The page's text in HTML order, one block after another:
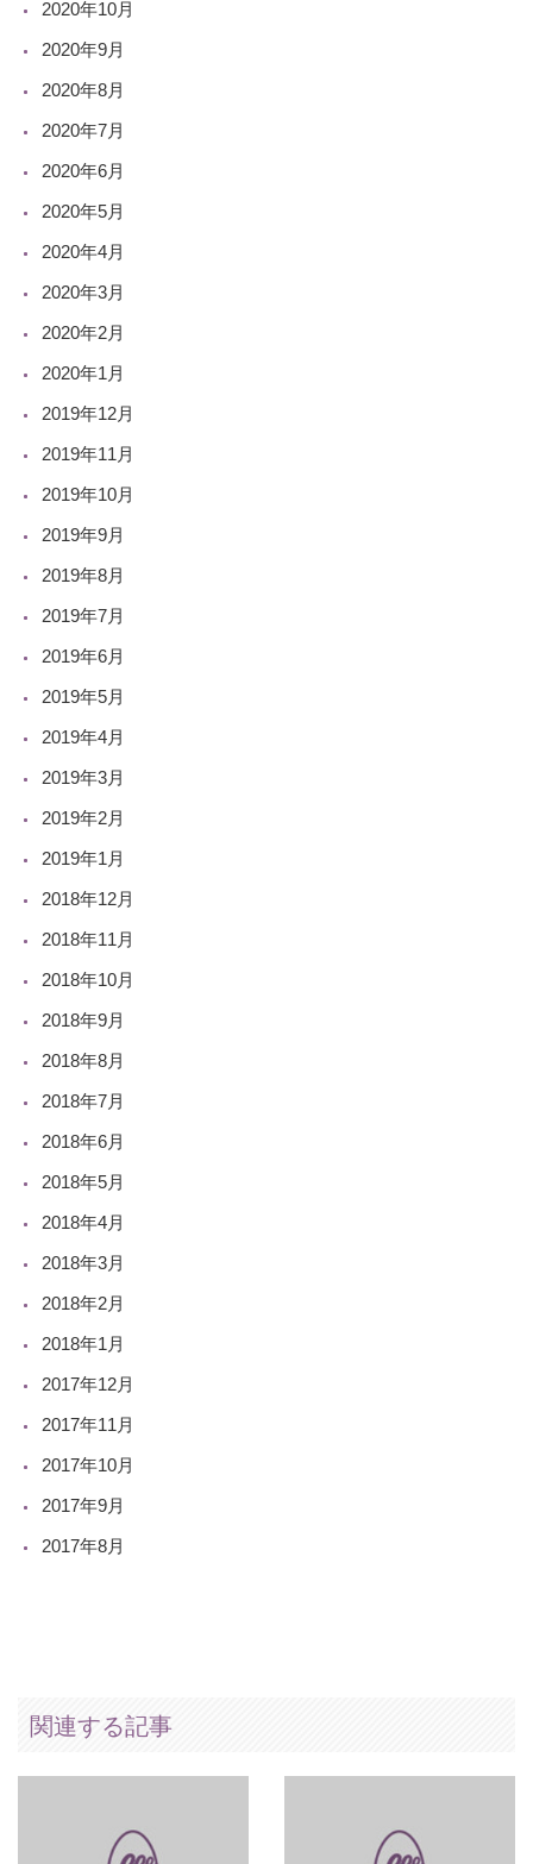
2020年10月
2020年9月
2020年8月
2020年7月
2020年6月
2020年5月
2020年4月
2020年3月
2020年2月
2020年1月
2019年12月
2019年11月
2019年10月
2019年9月
2019年8月
2019年7月
2019年6月
2019年5月
2019年4月
2019年3月
2019年2月
2019年1月
2018年12月
2018年11月
2018年10月
2018年9月
2018年8月
2018年7月
2018年6月
2018年5月
2018年4月
2018年3月
2018年2月
2018年1月
2017年12月
2017年11月
2017年10月
2017年9月
2017年8月
関連する記事